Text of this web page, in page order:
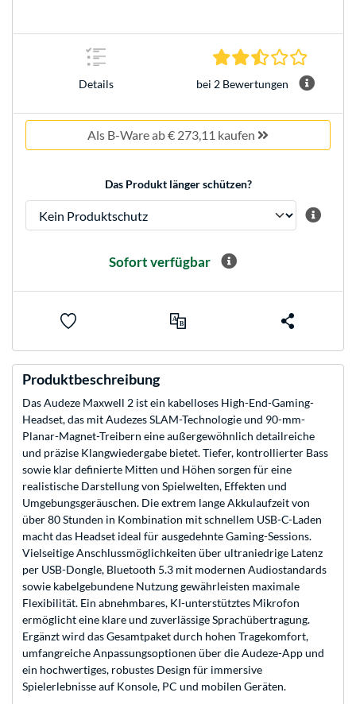
Details bei 2 Bewertungen
Als B-Ware ab € 273,11 kaufen
Das Produkt länger schützen?
Sofort verfügbar
Produktbeschreibung
Das Audeze Maxwell 2 ist ein kabelloses High-End-Gaming-
Headset, das mit Audezes SLAM-Technologie und 90-mm-
Planar-Magnet-Treibern eine außergewöhnlich detailreiche
und präzise Klangwiedergabe bietet. Tiefer, kontrollierter Bass
sowie klar definierte Mitten und Höhen sorgen für eine
realistische Darstellung von Spielwelten, Effekten und
Umgebungsgeräuschen. Die extrem lange Akkulaufzeit von
über 80 Stunden in Kombination mit schnellem USB-C-Laden
macht das Headset ideal für ausgedehnte Gaming-Sessions.
Vielseitige Anschlussmöglichkeiten über ultraniedrige Latenz
per USB-Dongle, Bluetooth 5.3 mit modernen Audiostandards
sowie kabelgebundene Nutzung gewährleisten maximale
Flexibilität. Ein abnehmbares, KI-unterstütztes Mikrofon
ermöglicht eine klare und zuverlässige Sprachübertragung.
Ergänzt wird das Gesamtpaket durch hohen Tragekomfort,
umfangreiche Anpassungsoptionen über die Audeze-App und
ein hochwertiges, robustes Design für immersive
Spielerlebnisse auf Konsole, PC und mobilen Geräten.